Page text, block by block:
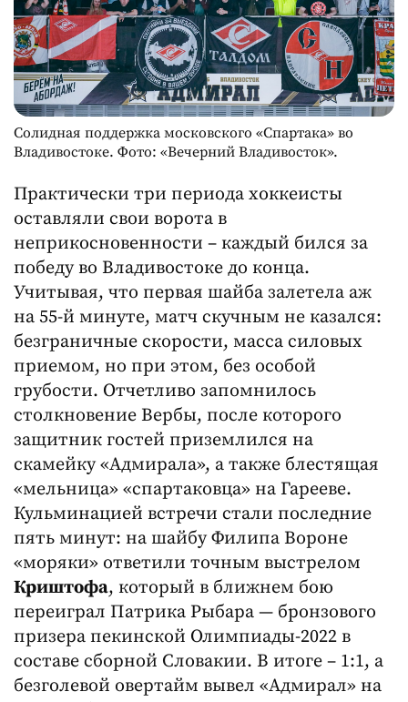
Солидная поддержка московского «Спартака» во
Владивостоке. Фото: «Вечерний Владивосток».
Практически три периода хоккеисты
оставляли свои ворота в
неприкосновенности – каждый бился за
победу во Владивостоке до конца.
Учитывая, что первая шайба залетела аж
на 55-й минуте, матч скучным не казался:
безграничные скорости, масса силовых
приемом, но при этом, без особой
грубости. Отчетливо запомнилось
столкновение Вербы, после которого
защитник гостей приземлился на
скамейку «Адмирала», а также блестящая
«мельница» «спартаковца» на Гарееве.
Кульминацией встречи стали последние
пять минут: на шайбу Филипа Вороне
«моряки» ответили точным выстрелом
Криштофа, который в ближнем бою
переиграл Патрика Рыбара — бронзового
призера пекинской Олимпиады-2022 в
составе сборной Словакии. В итоге – 1:1, а
безголевой овертайм вывел «Адмирал» на